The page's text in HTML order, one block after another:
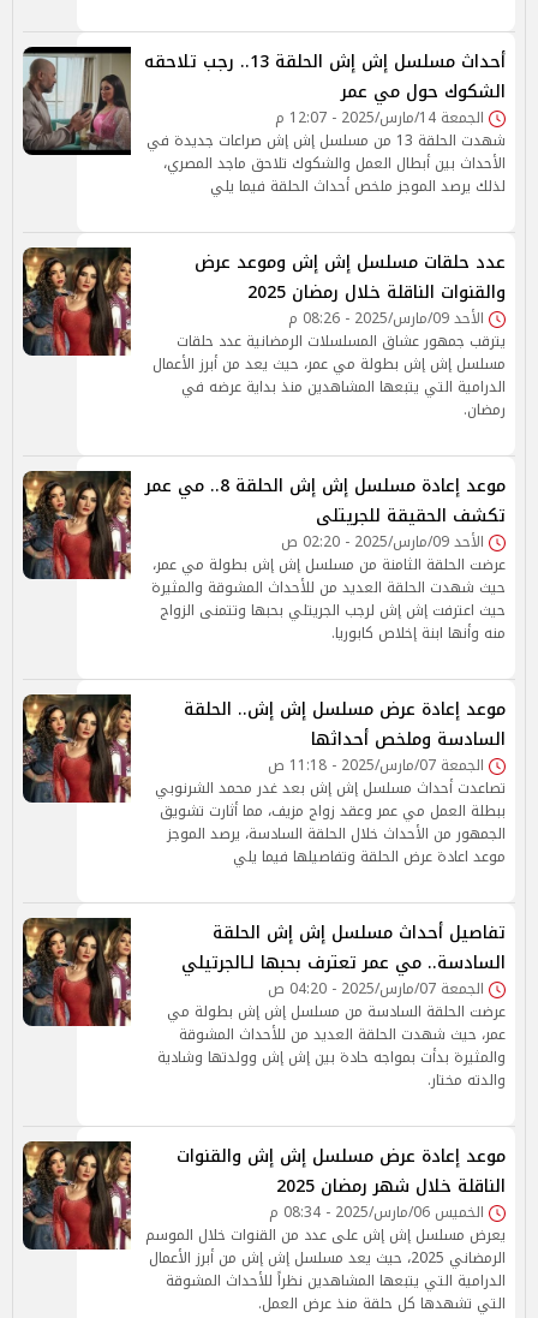
أحداث مسلسل إش إش الحلقة 13.. رجب تلاحقه
الشكوك حول مي عمر
الجمعة 14/مارس/2025 - 12:07 م
شهدت الحلقة 13 من مسلسل إش إش صراعات جديدة في
الأحداث بين أبطال العمل والشكوك تلاحق ماجد المصري،
لذلك يرصد الموجز ملخص أحداث الحلقة فيما يلي
عدد حلقات مسلسل إش إش وموعد عرض
والقنوات الناقلة خلال رمضان 2025
الأحد 09/مارس/2025 - 08:26 م
يترقب جمهور عشاق المسلسلات الرمضانية عدد حلقات
مسلسل إش إش بطولة مي عمر، حيث يعد من أبرز الأعمال
الدرامية التي يتبعها المشاهدين منذ بداية عرضه في
رمضان.
موعد إعادة مسلسل إش إش الحلقة 8.. مي عمر
تكشف الحقيقة للجريتلى
الأحد 09/مارس/2025 - 02:20 ص
عرضت الحلقة الثامنة من مسلسل إش إش بطولة مي عمر،
حيث شهدت الحلقة العديد من للأحداث المشوقة والمثيرة
حيث اعترفت إش إش لرجب الجريتلي بحبها وتتمنى الزواج
منه وأنها ابنة إخلاص كابوريا.
موعد إعادة عرض مسلسل إش إش.. الحلقة
السادسة وملخص أحداثها
الجمعة 07/مارس/2025 - 11:18 ص
تصاعدت أحداث مسلسل إش إش بعد غدر محمد الشرنوبي
ببطلة العمل مي عمر وعقد زواج مزيف، مما أثارت تشويق
الجمهور من الأحداث خلال الحلقة السادسة، يرصد الموجز
موعد اعادة عرض الحلقة وتفاصيلها فيما يلي
تفاصيل أحداث مسلسل إش إش الحلقة
السادسة.. مي عمر تعترف بحبها لـالجرتيلي
الجمعة 07/مارس/2025 - 04:20 ص
عرضت الحلقة السادسة من مسلسل إش إش بطولة مي
عمر، حيث شهدت الحلقة العديد من للأحداث المشوقة
والمثيرة بدأت بمواجه حادة بين إش إش وولدتها وشادية
والدته مختار.
موعد إعادة عرض مسلسل إش إش والقنوات
الناقلة خلال شهر رمضان 2025
الخميس 06/مارس/2025 - 08:34 م
يعرض مسلسل إش إش على عدد من القنوات خلال الموسم
الرمضاني 2025، حيث يعد مسلسل إش إش من أبرز الأعمال
الدرامية التي يتبعها المشاهدين نظراً للأحداث المشوقة
التي تشهدها كل حلقة منذ عرض العمل.